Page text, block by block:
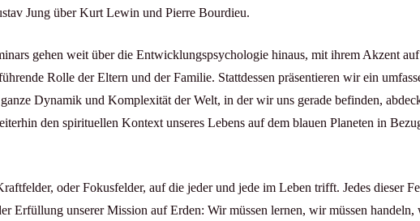
Jung über Kurt Lewin und Pierre Bourdieu.
gehen weit über die Entwicklungspsychologie hinaus, mit ihrem Akzent
Rolle der Eltern und der Familie. Stattdessen präsentieren wir ein
Dynamik und Komplexität der Welt, in der wir uns gerade befinden,
den spirituellen Kontext unseres Lebens auf dem blauen Planeten in
oder Fokusfelder, auf die jeder und jede im Leben trifft. Jedes dieser
Erfüllung unserer Mission auf Erden: Wir müssen lernen, wir müssen handeln,